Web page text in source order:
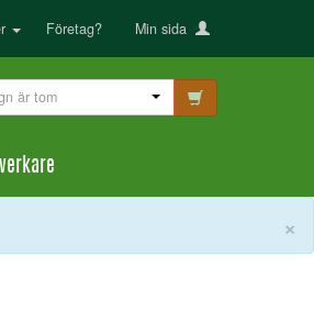
Företag? Min sida
är tom
×